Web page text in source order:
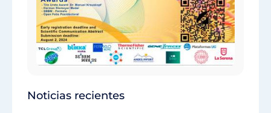
Noticias recientes